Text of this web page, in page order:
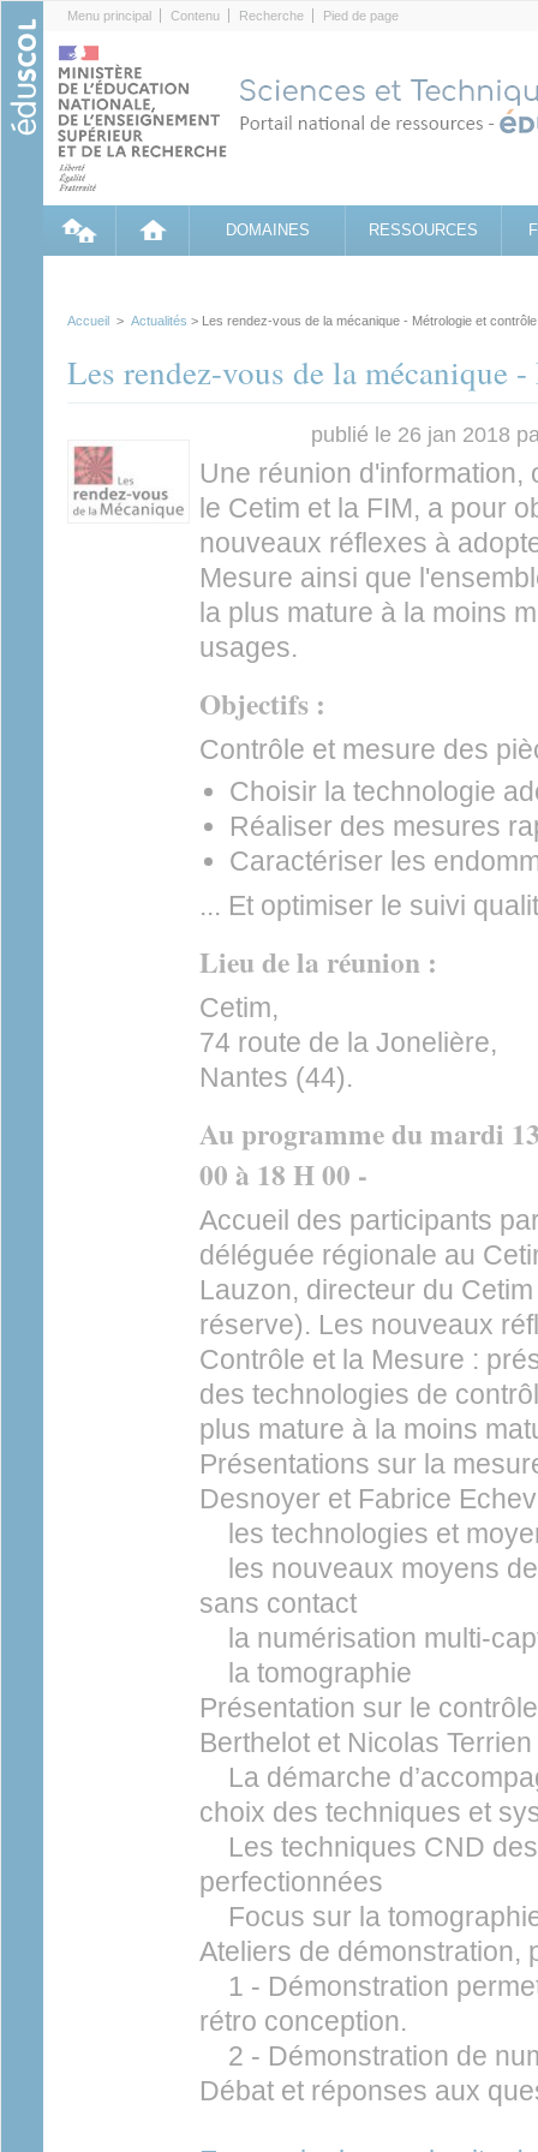
Menu principal Contenu Recherche Pied de page
DOMAINES RESSOURCES
Accueil > Actualités > Les rendez-vous de la mécanique - Métrologie et contrôle
Les rendez-vous de la mécanique
publié le 26 jan 2018
Une réunion
le Cetim et la FIM, a pour
nouveaux réflexes à
Mesure ainsi que
la plus mature à la moins
usages.
Objectifs :
Contrôle et mesure des
Choisir la technologie
Réaliser des mesures
Caractériser les
... Et optimiser le suivi
Lieu de la réunion :
Cetim,
74 route de la Jonelière,
Nantes (44).
Au programme du mardi
00 à 18 H 00 -
Accueil des participants
déléguée régionale au
Lauzon, directeur du
réserve). Les nouveaux
Contrôle et la Mesure :
des technologies de
plus mature à la moins
Présentations sur la
Desnoyer et Fabrice
les technologies et
les nouveaux moyens
sans contact
la numérisation multi-
la tomographie
Présentation sur le
Berthelot et Nicolas Terrien
La démarche
choix des techniques et
Les techniques CND
perfectionnées
Focus sur la
Ateliers de démonstration,
1 - Démonstration
rétro conception.
2 - Démonstration de
Débat et réponses aux